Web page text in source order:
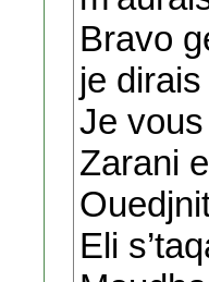
Bravo
je
Je
Zarani
Eli